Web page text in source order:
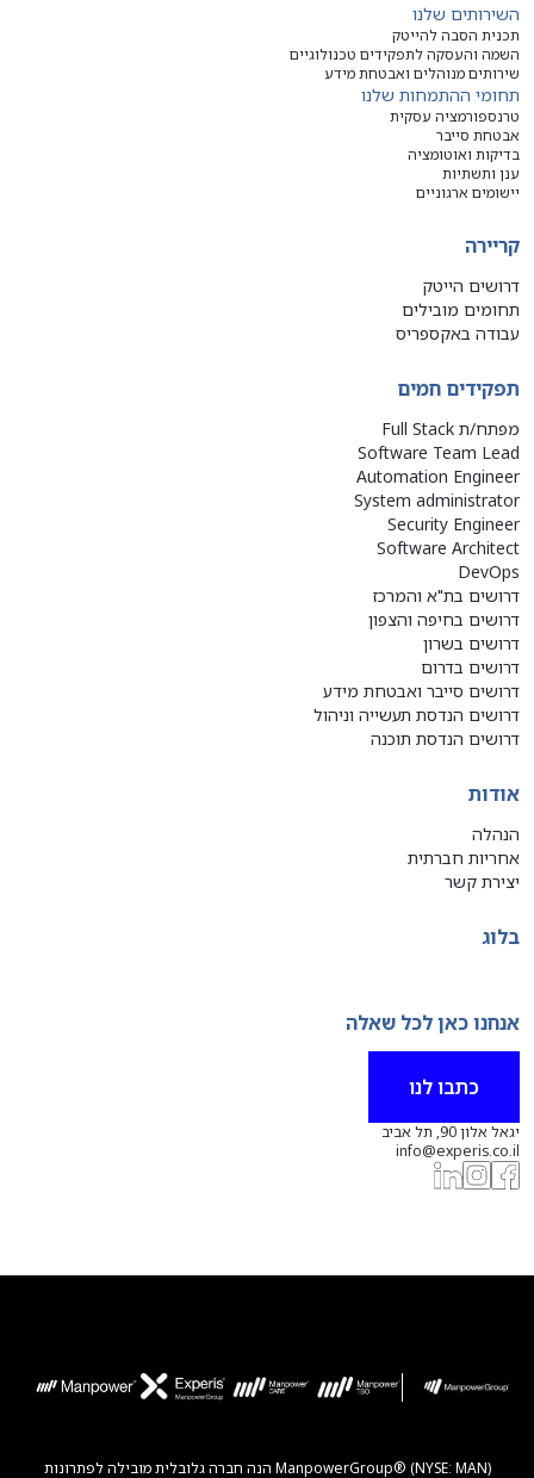
השירותים שלנו
תכנית הסבה להייטק
השמה והעסקה לתפקידים טכנולוגיים
שירותים מנוהלים ואבטחת מידע
תחומי ההתמחות שלנו
טרנספורמציה עסקית
אבטחת סייבר
בדיקות ואוטומציה
ענן ותשתיות
יישומים ארגוניים
קריירה
דרושים הייטק
תחומים מובילים
עבודה באקספריס
תפקידים חמים
מפתח/ת Full Stack
Software Team Lead
Automation Engineer
System administrator
Security Engineer
Software Architect
DevOps
דרושים בת"א והמרכז
דרושים בחיפה והצפון
דרושים בשרון
דרושים בדרום
דרושים סייבר ואבטחת מידע
דרושים הנדסת תעשייה וניהול
דרושים הנדסת תוכנה
אודות
הנהלה
אחריות חברתית
יצירת קשר
בלוג
אנחנו כאן לכל שאלה
כתבו לנו
יגאל אלון 90, תל אביב
info@experis.co.il
ManpowerGroup® (NYSE: MAN) הנה חברה גלובלית מובילה לפתרונות